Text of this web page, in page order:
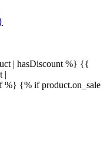
| hasDiscount %} {{
|
%} {% if product.on_sale